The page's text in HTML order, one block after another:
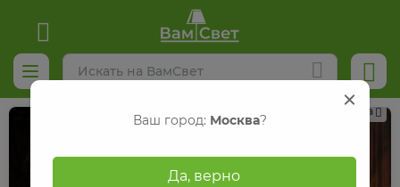
Реклама
Ваш город: Москва?
Да, верно